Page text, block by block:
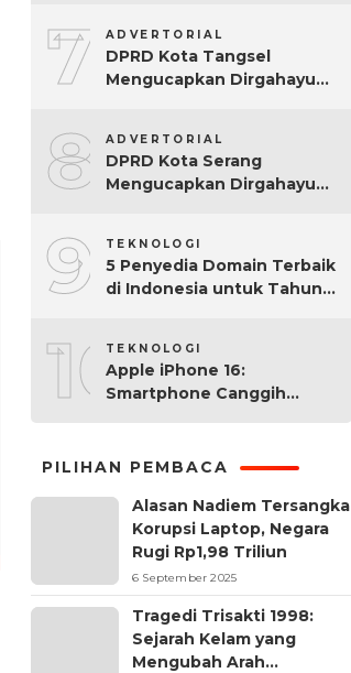
7 ADVERTORIAL
DPRD Kota Tangsel
Mengucapkan Dirgahayu
8 ADVERTORIAL
DPRD Kota Serang
Mengucapkan Dirgahayu
9 TEKNOLOGI
5 Penyedia Domain Terbaik
di Indonesia untuk Tahun
10TEKNOLOGI
Apple iPhone 16:
Smartphone Canggih
PILIHAN PEMBACA
Alasan Nadiem Tersangka
Korupsi Laptop, Negara
Rugi Rp1,98 Triliun
6 September 2025
Tragedi Trisakti 1998:
Sejarah Kelam yang
Mengubah Arah